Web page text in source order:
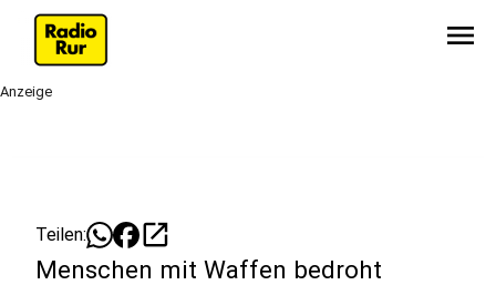
menu
Anzeige
Teilen: open_in_new
Menschen mit Waffen bedroht